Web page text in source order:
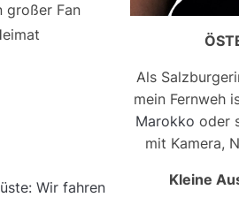
großer Fan
Wir fahren
Als
mein Fernweh
Marokko oder
mit Kamera,
Kleine